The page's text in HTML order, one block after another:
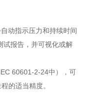
动指示压力和持续时间
试报告，并可视化或解
60601-2-24中），可
的适当精度。